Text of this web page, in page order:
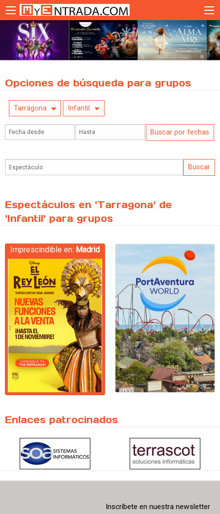
Opciones de búsqueda para grupos
Tarragona Infantil
Espectáculos en 'Tarragona' de
'Infantil' para grupos
Imprescindible en: Madrid
Enlaces patrocinados
Inscríbete en nuestra newsletter